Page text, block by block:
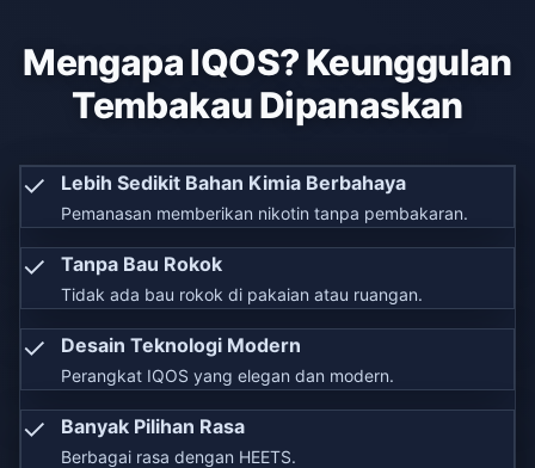
Mengapa IQOS? Keunggulan
Tembakau Dipanaskan
✓ Lebih Sedikit Bahan Kimia Berbahaya
Pemanasan memberikan nikotin tanpa pembakaran.
✓ Tanpa Bau Rokok
Tidak ada bau rokok di pakaian atau ruangan.
✓ Desain Teknologi Modern
Perangkat IQOS yang elegan dan modern.
✓ Banyak Pilihan Rasa
Berbagai rasa dengan HEETS.